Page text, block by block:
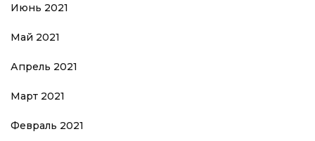
Июнь 2021
Май 2021
Апрель 2021
Март 2021
Февраль 2021